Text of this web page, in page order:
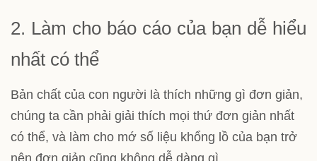
2. Làm cho báo cáo của bạn dễ hiểu
nhất có thể
Bản chất của con người là thích những gì đơn giản,
chúng ta cần phải giải thích mọi thứ đơn giản nhất
có thể, và làm cho mớ số liệu khổng lồ của bạn trở
nên đơn giản cũng không dễ dàng gì.